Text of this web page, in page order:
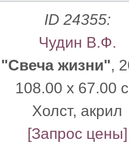
ID 24355:
Чудин В.Ф.
"Свеча жизни",
108.00 x 67.00
Xолст, акрил
[Запрос цены]